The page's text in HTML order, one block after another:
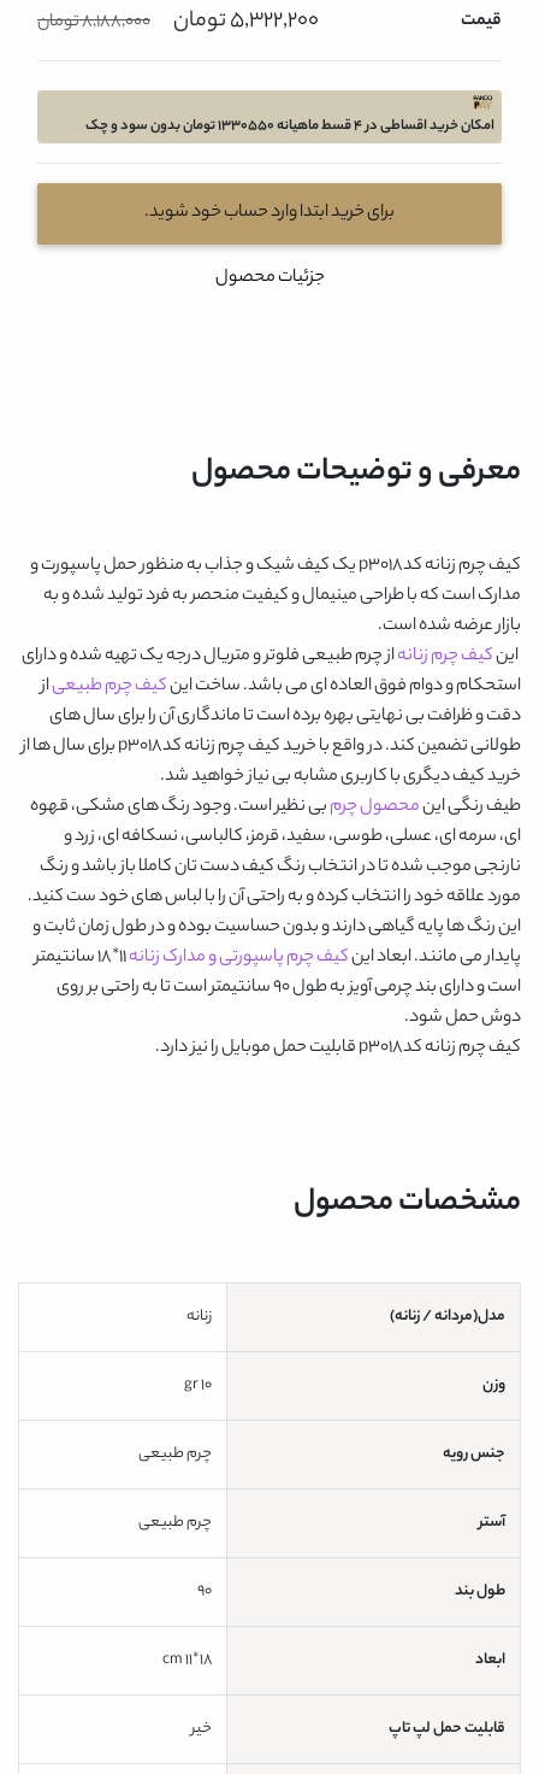
قیمت 5,322,200 تومان 8,188,000 تومان
امکان خرید اقساطی در 4 قسط ماهیانه 1330550 تومان بدون سود و چک
برای خرید ابتدا وارد حساب خود شوید.
جزئیات محصول
معرفی و توضیحات محصول
کیف چرم زنانه کدp3018
یک کیف شیک و جذاب به منظور حمل پاسپورت و
مدارک است که با طراحی مینیمال و کیفیت منحصر به فرد تولید شده و به
بازار عرضه شده است.
اینکیف چرم زنانهاز چرم طبیعی فلوتر و متریال درجه یک تهیه شده و دارای
استحکام و دوام فوق العاده ای می باشد. ساخت اینکیف چرم طبیعیاز
دقت و ظرافت بی نهایتی بهره برده است تا ماندگاری آن را برای سال های
طولانی تضمین کند. در واقع با خریدکیف چرم زنانه کدp3018
برای سال ها از
خرید کیف دیگری با کاربری مشابه بی نیاز خواهید شد.
طیف رنگی اینمحصول چرمبی نظیر است. وجود رنگ هایمشکی، قهوه
ای، سرمه ای، عسلی، طوسی، سفید، قرمز، کالباسی، نسکافه ای، زرد و
نارنجیموجب شده تا در انتخاب رنگ کیف دست تان کاملا باز باشد و رنگ
مورد علاقه خود را انتخاب کرده و به راحتی آن را با لباس های خود ست کنید.
این رنگ ها پایه گیاهی دارند و بدون حساسیت بوده و در طول زمان ثابت و
پایدار می مانند. ابعاد اینکیف چرم پاسپورتی و مدارک زنانه
11*18 سانتیمتر
است و دارای بند چرمی آویز به طول 90 سانتیمتر است تا به راحتی بر روی
دوش حمل شود.
کیف چرم زنانه کدp3018
قابلیت حمل موبایل را نیز دارد.
مشخصات محصول
مدل(مردانه / زنانه) زنانه
وزن
جنس رویه چرم طبیعی
آستر چرم طبیعی
طول بند 90
ابعاد
قابلیت حمل لپ تاپ خیر